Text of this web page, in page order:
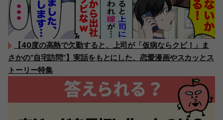
【40度の高熱で欠勤すると、上司が「仮病ならクビ！」ま
さかの“自宅訪問”】実話をもとにした、恋愛漫画やスカッとス
トーリー特集